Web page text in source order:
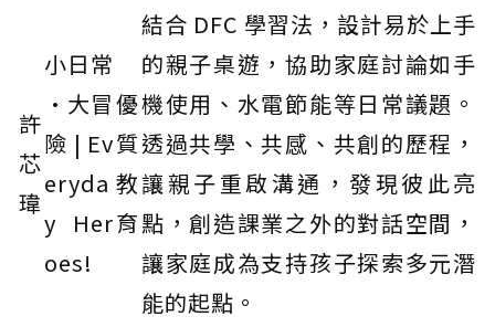
許
芯
瑋
小日常
·大冒
險 | Ev
eryda
y Her
oes!
優
質
教
育
結合 DFC 學習法，設計易於上手
的親子桌遊，協助家庭討論如手
機使用、水電節能等日常議題。
透過共學、共感、共創的歷程，
讓親子重啟溝通，發現彼此亮
點，創造課業之外的對話空間，
讓家庭成為支持孩子探索多元潛
能的起點。